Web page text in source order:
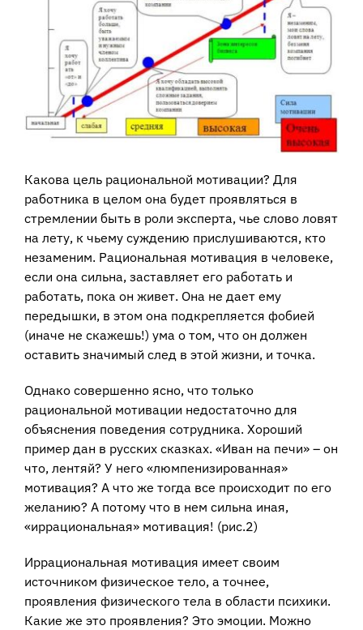
Какова цель рациональной мотивации? Для
работника в целом она будет проявляться в
стремлении быть в роли эксперта, чье слово ловят
на лету, к чьему суждению прислушиваются, кто
незаменим. Рациональная мотивация в человеке,
если она сильна, заставляет его работать и
работать, пока он живет. Она не дает ему
передышки, в этом она подкрепляется фобией
(иначе не скажешь!) ума о том, что он должен
оставить значимый след в этой жизни, и точка.
Однако совершенно ясно, что только
рациональной мотивации недостаточно для
объяснения поведения сотрудника. Хороший
пример дан в русских сказках. «Иван на печи» – он
что, лентяй? У него «люмпенизированная»
мотивация? А что же тогда все происходит по его
желанию? А потому что в нем сильна иная,
«иррациональная» мотивация! (рис.2)
Иррациональная мотивация имеет своим
источником физическое тело, а точнее,
проявления физического тела в области психики.
Какие же это проявления? Это эмоции. Можно